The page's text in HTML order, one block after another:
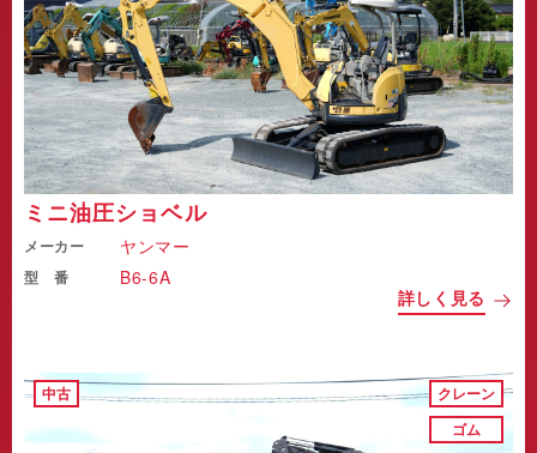
ミニ油圧ショベル
メーカー ヤンマー
型 番 B6-6A
詳しく見る
中古
クレーン
ゴム